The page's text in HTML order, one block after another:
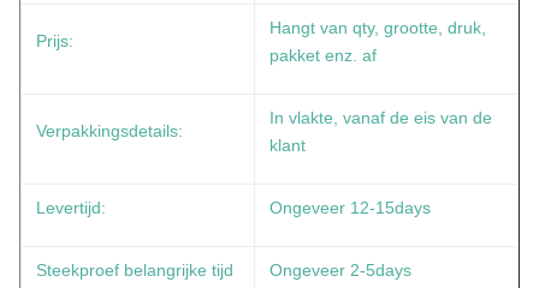
Prijs:
Hangt van qty, grootte, druk,
pakket enz. af
Verpakkingsdetails:
In vlakte, vanaf de eis van de
klant
Levertijd: Ongeveer 12-15days
Steekproef belangrijke tijd Ongeveer 2-5days